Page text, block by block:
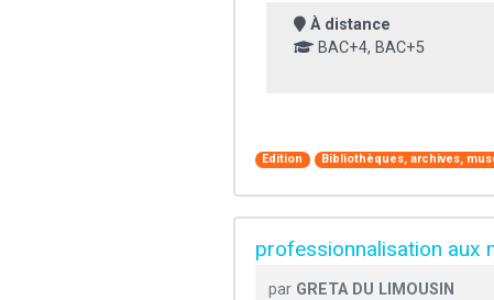
À distance
BAC+4, BAC+5
Edition Bibliothèques, archives,
professionnalisation aux
par GRETA DU LIMOUSIN